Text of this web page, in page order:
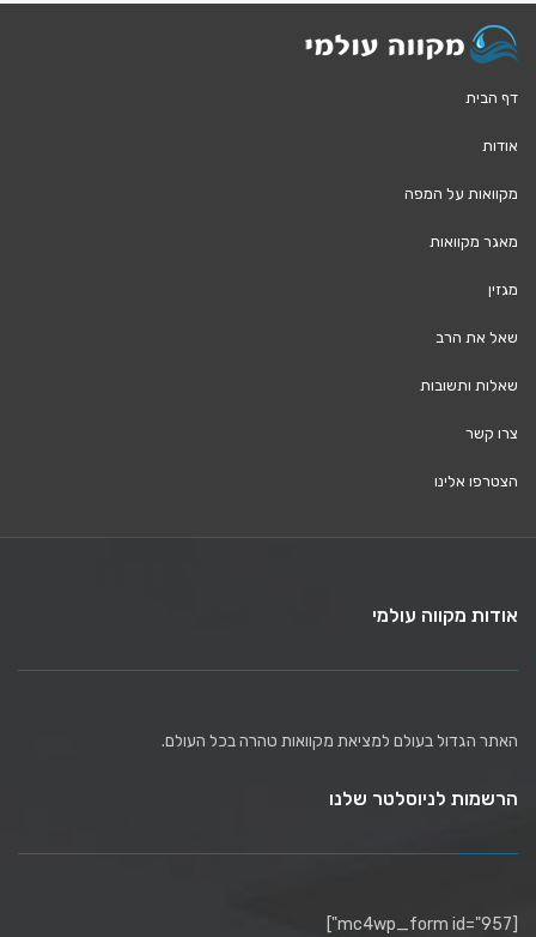
דף הבית
אודות
מקוואות על המפה
מאגר מקוואות
מגזין
שאל את הרב
שאלות ותשובות
צרו קשר
הצטרפו אלינו
אודות מקווה עולמי
האתר הגדול בעולם למציאת מקוואות טהרה בכל העולם.
הרשמות לניוסלטר שלנו
[mc4wp_form id="957"]